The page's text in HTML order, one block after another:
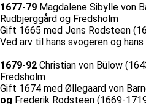
1677-79 Magdalene Sibylle von
Rudbjerggård og Fredsholm
Gift 1665 med Jens Rodsteen
Ved arv til hans svogeren og
1679-92 Christian von Bülow
Fredsholm
Gift 1674 med Øllegaard von
og Frederik Rodsteen (1669-